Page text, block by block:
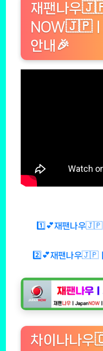
재팬나우
NOW🇯🇵
안내🎉
1️⃣💕재팬나우🇯🇵
2️⃣💕재팬나우🇯🇵
차이나나우